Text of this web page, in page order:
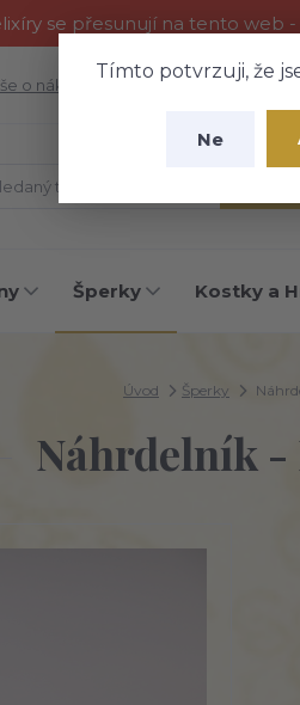
se přesunují na tento
Tímto potvrzuji, že
Ne
o nákupu Fotogalerie
Šperky Kostky a
Úvod Šperky
Náhrdelník